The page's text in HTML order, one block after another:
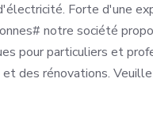
Forte d'une
notre société
pour particuliers et
des rénovations.